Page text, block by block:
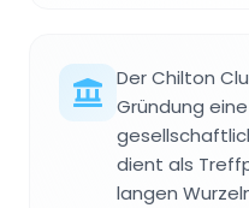
Der Chilton
Gründung
dient als
langen